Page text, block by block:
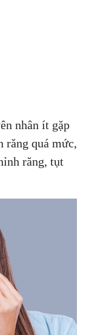
nhân ít gặp
răng quá mức,
răng, tụt